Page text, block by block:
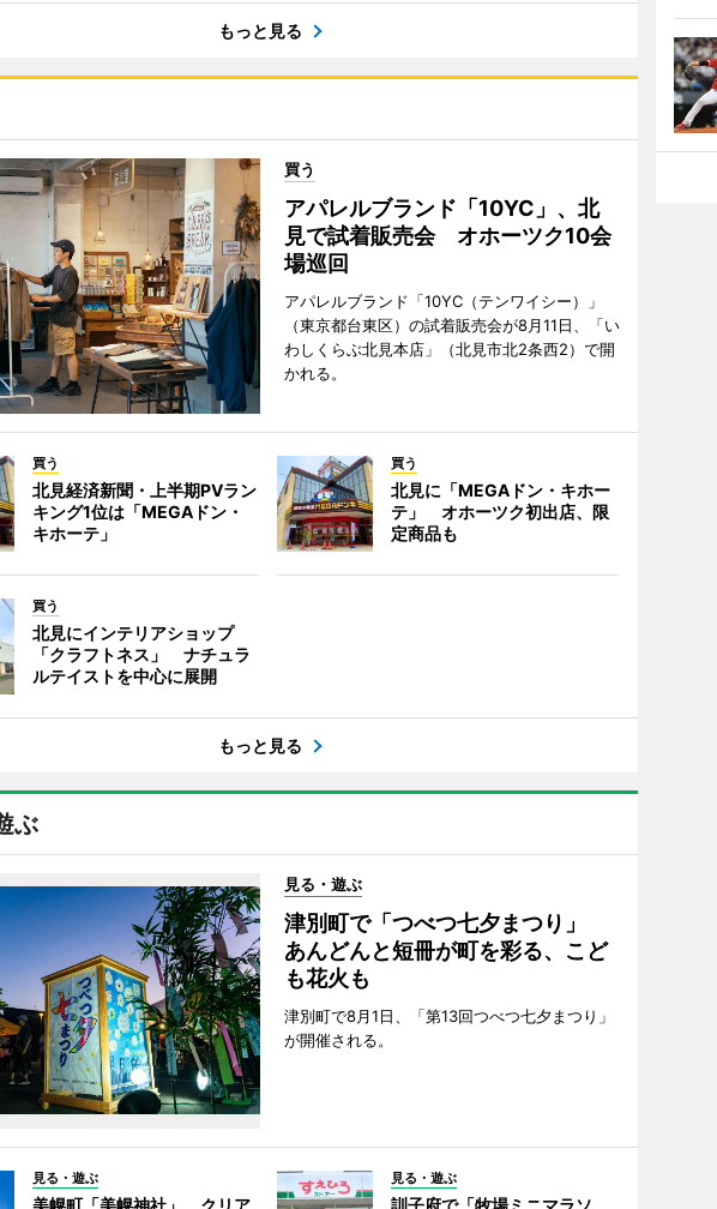
もっと見る
買う
アパレルブランド「10YC」、北
見で試着販売会 オホーツク10会
場巡回
アパレルブランド「10YC（テンワイシー）」
（東京都台東区）の試着販売会が8月11日、「い
わしくらぶ北見本店」（北見市北2条西2）で開
かれる。
買う
北見経済新聞・上半期PVラン
キング1位は「MEGAドン・
キホーテ」
買う
北見に「MEGAドン・キホー
テ」 オホーツク初出店、限
定商品も
買う
北見にインテリアショップ
「クラフトネス」 ナチュラ
ルテイストを中心に展開
もっと見る
ぶ
見る・遊ぶ
津別町で「つべつ七夕まつり」
あんどんと短冊が町を彩る、こど
も花火も
津別町で8月1日、「第13回つべつ七夕まつり」
が開催される。
見る・遊ぶ
美幌町「美幌神社」、クリア
見る・遊ぶ
訓子府で「牧場ミニマラソ